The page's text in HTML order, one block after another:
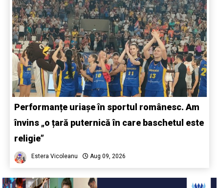
Performanțe uriașe în sportul românesc. Am
învins „o țară puternică în care baschetul este
religie”
Estera Vicoleanu Aug 09, 2026